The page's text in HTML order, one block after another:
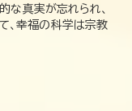
な真実が忘れられ、
、幸福の科学は宗教